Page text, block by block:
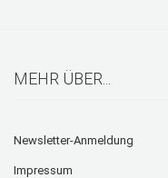
MEHR ÜBER...
Newsletter-Anmeldung
Impressum